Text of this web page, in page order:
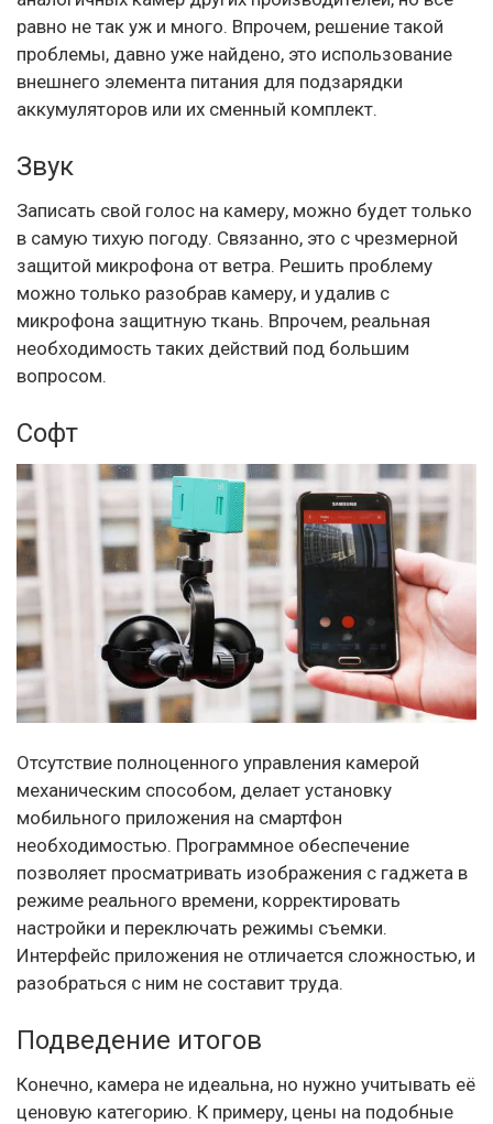
равно не так уж и много. Впрочем, решение такой
проблемы, давно уже найдено, это использование
внешнего элемента питания для подзарядки
аккумуляторов или их сменный комплект.
Звук
Записать свой голос на камеру, можно будет только
в самую тихую погоду. Связанно, это с чрезмерной
защитой микрофона от ветра. Решить проблему
можно только разобрав камеру, и удалив с
микрофона защитную ткань. Впрочем, реальная
необходимость таких действий под большим
вопросом.
Софт
Отсутствие полноценного управления камерой
механическим способом, делает установку
мобильного приложения на смартфон
необходимостью. Программное обеспечение
позволяет просматривать изображения с гаджета в
режиме реального времени, корректировать
настройки и переключать режимы съемки.
Интерфейс приложения не отличается сложностью, и
разобраться с ним не составит труда.
Подведение итогов
Конечно, камера не идеальна, но нужно учитывать её
ценовую категорию. К примеру, цены на подобные